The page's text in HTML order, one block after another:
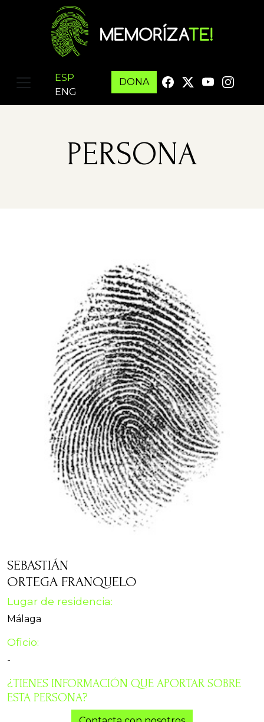
ESP
ENG
DONA
PERSONA
SEBASTIÁN
ORTEGA FRANQUELO
Lugar de residencia:
Málaga
Oficio:
-
¿TIENES INFORMACIÓN QUE APORTAR SOBRE
ESTA PERSONA?